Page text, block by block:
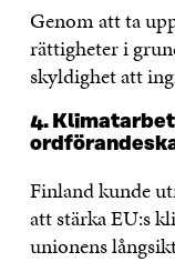
Genom att ta
rättigheter i
skyldighet att
4.
Finland kunde
att stärka EU:s
unionens